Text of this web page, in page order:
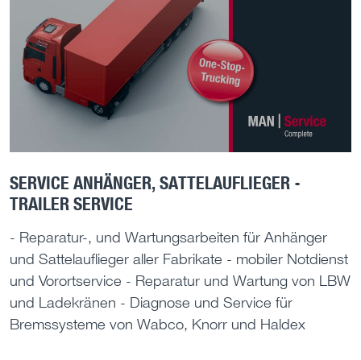
SERVICE ANHÄNGER, SATTELAUFLIEGER -
TRAILER SERVICE
- Reparatur-, und Wartungsarbeiten für Anhänger
und Sattelauflieger aller Fabrikate - mobiler Notdienst
und Vorortservice - Reparatur und Wartung von LBW
und Ladekränen - Diagnose und Service für
Bremssysteme von Wabco, Knorr und Haldex